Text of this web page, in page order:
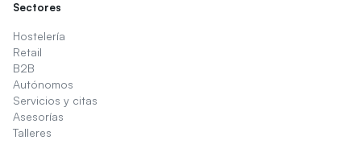
Sectores
Hostelería
Retail
B2B
Autónomos
Servicios y citas
Asesorías
Talleres